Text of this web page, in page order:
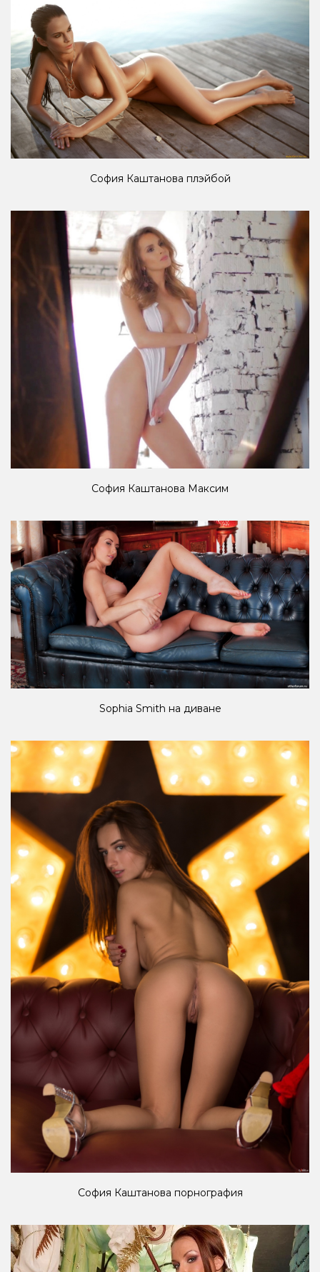
София Каштанова плэйбой
София Каштанова Максим
Sophia Smith на диване
София Каштанова порнография